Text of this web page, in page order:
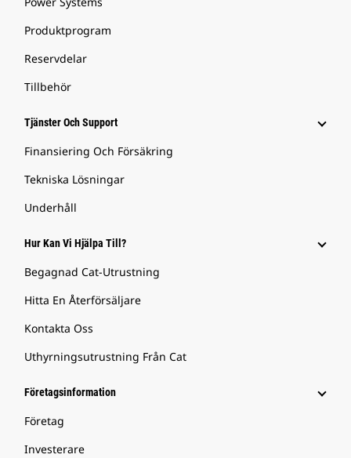
Produktprogram
Reservdelar
Tillbehör
Tjänster Och Support
Finansiering Och Försäkring
Tekniska Lösningar
Underhåll
Hur Kan Vi Hjälpa Till?
Begagnad Cat-Utrustning
Hitta En Återförsäljare
Kontakta Oss
Uthyrningsutrustning Från Cat
Företagsinformation
Företag
Investerare